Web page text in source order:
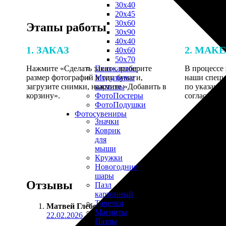
30х40
20х45
30х60
30х90
40х40
40х60
50х70
Пенокартон
Модульные
картины
ФотоПостеры
ФотоПодушки
Фотоcувениры
Значки
Коврик
для
мыши
Кружки
Новогодние
шары
Пазл
картонный
Тарелки
Магниты
Пазлы
Этапы работы
1. ЗАКАЗ
Нажмите «Сделать заказ», выберите
размер фотографий и тип бумаги,
загрузите снимки, нажмите «Добавить в
корзину».
2.
В процессе
наши
по
Отзывы
Матвей Глебов :
22.02.2026